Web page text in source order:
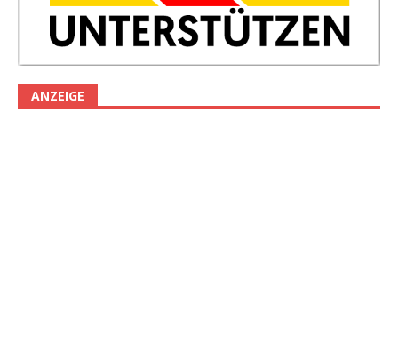
ANZEIGE